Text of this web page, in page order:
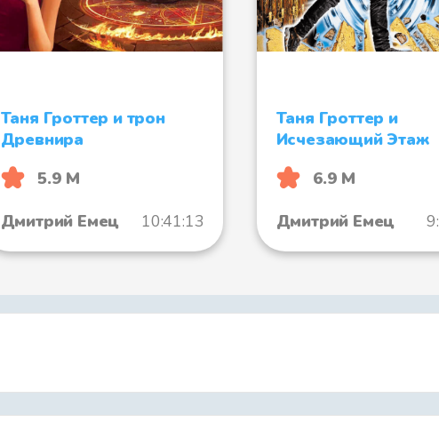
Файл 8
Файл 9
Файл 10
Файл 12
Таня Гроттер и трон
Древнира
5.9 М
Дмитрий Емец
10:41:13
Таня Гроттер и
Исчезающий Этаж
6.9 М
Дмитрий Емец